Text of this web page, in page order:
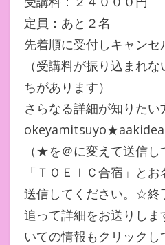
定員：あと２名
先着順に受付しキャンセ
（受講料が振り込まれ
ちがあります）
さらなる詳細が知りたい
（★を＠に変えて送信し
「ＴＯＥＩＣ合宿」と
送信してください。☆
追って詳細をお送りし
いての情報もクリックし